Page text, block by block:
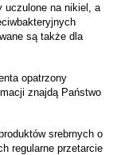
uczulone na nikiel, a
są także dla
opatrzony
znajdą Państwo
srebrnych o
regularne przetarcie